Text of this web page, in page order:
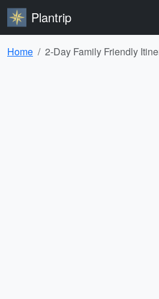
Plantrip
Home 2-Day Family Friendly